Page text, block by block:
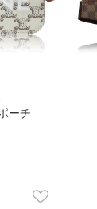
ーチ